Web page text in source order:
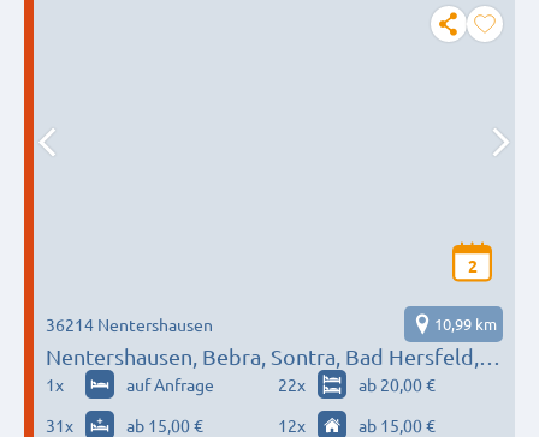
2
Nentershausen, Bebra, Sontra, Bad Hersfeld,
Eisenach..
36214 Nentershausen 10,99 km
1x auf Anfrage 22x
ab 20,00 €
31x ab 15,00 € 12x ab 15,00 €